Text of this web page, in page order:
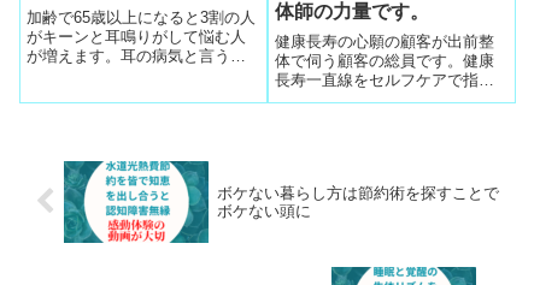
加齢で65歳以上になると3割の人
がキーンと耳鳴りがして悩む人
が増えます。耳の病気と言う場
体師の力量です。
健康長寿の心願の顧客が出前整
体で伺う顧客の総員です。健康
長寿一直線をセルフケアで指導
するオンリーワン統一モットー
キレス腱が柔らかいことが整体
師の力量です。アキレス腱伸ば
ボケない暮らし方は節約術を探すことで
ボケない頭に